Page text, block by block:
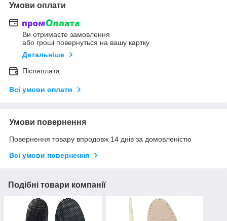
Умови оплати
Ви отримаєте замовлення
або гроші повернуться на вашу картку
Детальніше
Післяплата
Всі умови оплати
Умови повернення
Повернення товару впродовж 14 днів за домовленістю
Всі умови повернення
Подібні товари компанії